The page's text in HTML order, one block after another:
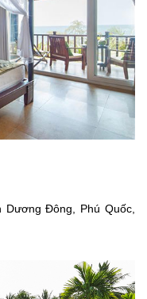
Đông, Phú Quốc,